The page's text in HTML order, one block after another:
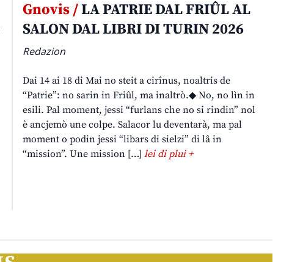
Gnovis /LA PATRIE DAL FRIÛL AL
SALON DAL LIBRI DI TURIN 2026
Redazion
Dai 14 ai 18 di Mai no steit a cirînus, noaltris de
“Patrie”: no sarin in Friûl, ma inaltrò.◆ No, no lìn in
esili. Pal moment, jessi “furlans che no si rindin” nol
è ancjemò une colpe. Salacor lu deventarà, ma pal
moment o podin jessi “libars di sielzi” di lâ in
“mission”. Une mission […]lei di plui +